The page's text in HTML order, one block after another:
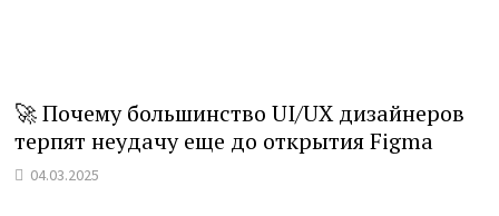
🚀 Почему большинство UI/UX дизайнеров
терпят неудачу еще до открытия Figma
04.03.2025